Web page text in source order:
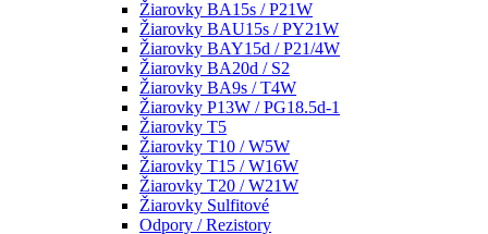
Žiarovky BA15s / P21W
Žiarovky BAU15s / PY21W
Žiarovky BAY15d / P21/4W
Žiarovky BA20d / S2
Žiarovky BA9s / T4W
Žiarovky P13W / PG18.5d-1
Žiarovky T5
Žiarovky T10 / W5W
Žiarovky T15 / W16W
Žiarovky T20 / W21W
Žiarovky Sulfitové
Odpory / Rezistory